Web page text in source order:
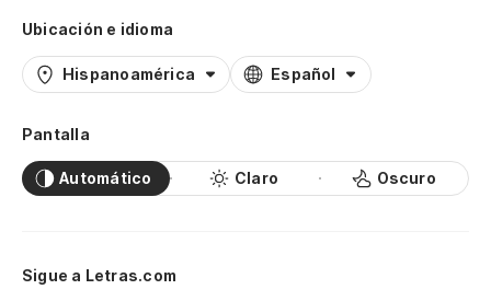
Ubicación e idioma
Hispanoamérica Español
Pantalla
Automático Claro Oscuro
Sigue a Letras.com